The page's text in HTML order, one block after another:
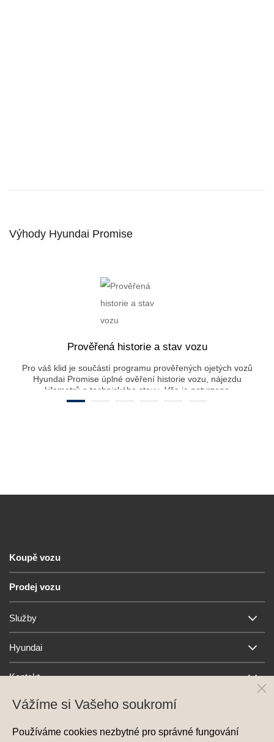
Výhody Hyundai Promise
Prověřená historie a stav vozu
Pro váš klid je součástí programu prověřených ojetých vozů
Hyundai Promise úplné ověření historie vozu, nájezdu
kilometrů a technického stavu. Vše je potvrzeno
certifikátem, využívajícím stobodovou stupnici pro
Koupě vozu
Prodej vozu
Služby
Hyundai
Kontakt
Vážíme si Vašeho soukromí
Používáme cookies nezbytné pro správné fungování